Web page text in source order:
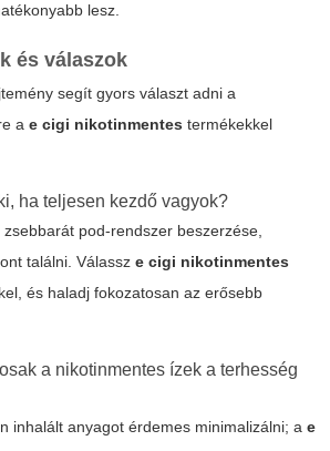
lesz.
és válaszok
segít gyors választ adni a
a e cigi nikotinmentes termékekkel
ha teljesen kezdő vagyok?
pod-rendszer beszerzése,
találni. Válassz e cigi nikotinmentes
és haladj fokozatosan az erősebb
a nikotinmentes ízek a terhesség
inhalált anyagot érdemes minimalizálni; a e